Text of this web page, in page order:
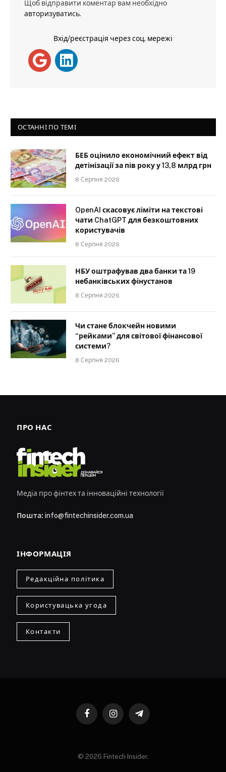
Щоб відправити коментар вам необхідно
авторизуватись.
Вхід/реєстрація через соц. мережі
ОСТАННІ ПО ТЕМІ
БЕБ оцінило економічний ефект від
детінізації за пів року у 13,8 млрд грн
8 Серпня 2026
OpenAI скасовує ліміти на текстові
чати ChatGPT для безкоштовних
користувачів
8 Серпня 2026
НБУ оштрафував два банки та 19
небанківських фінустанов
8 Серпня 2026
Чи стане блокчейн новими
“рейками” для світової фінансової
системи?
8 Серпня 2026
ПРО НАС
Медіа про фінтех та інноваційні технології
Пошта: info@fintechinsider.com.ua
ІНФОРМАЦІЯ
Редакційна політика
Користувацька угода
Контакти
FacebookInstagramTelegram
© 2026 Fintech Insider.